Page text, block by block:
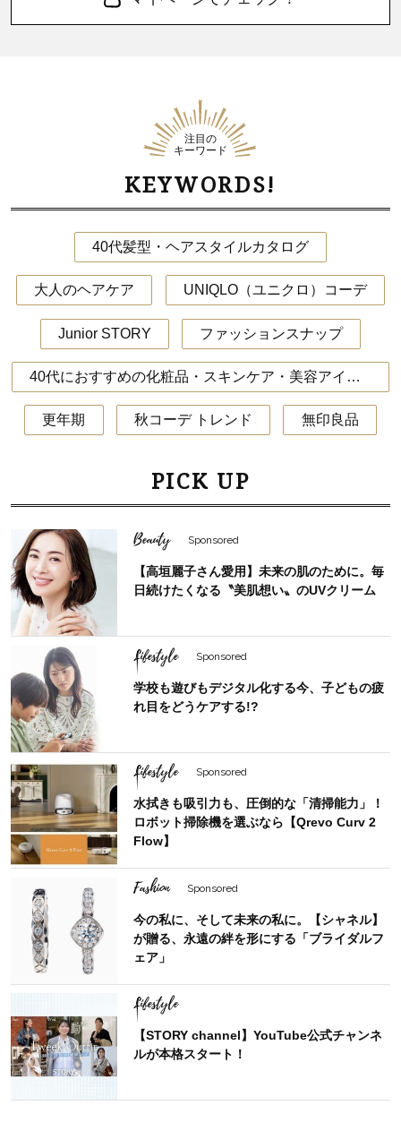
注目の
キーワード
KEYWORDS!
40代髪型・ヘアスタイルカタログ
大人のヘアケア UNIQLO（ユニクロ）コーデ
Junior STORY ファッションスナップ
40代におすすめの化粧品・スキンケア・美容アイテム
更年期 秋コーデ トレンド 無印良品
PICK UP
Beauty Sponsored
【高垣麗子さん愛用】未来の肌のために。毎
日続けたくなる〝美肌想い〟のUVクリーム
Lifestyle Sponsored
学校も遊びもデジタル化する今、子どもの疲
れ目をどうケアする!?
Lifestyle Sponsored
水拭きも吸引力も、圧倒的な「清掃能力」！
ロボット掃除機を選ぶなら【Qrevo Curv 2
Flow】
Fashion Sponsored
今の私に、そして未来の私に。【シャネル】
が贈る、永遠の絆を形にする「ブライダルフ
ェア」
Lifestyle
【STORY channel】YouTube公式チャンネ
ルが本格スタート！